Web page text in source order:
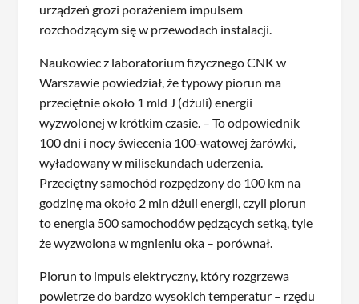
urządzeń grozi porażeniem impulsem
rozchodzącym się w przewodach instalacji.
Naukowiec z laboratorium fizycznego CNK w
Warszawie powiedział, że typowy piorun ma
przeciętnie około 1 mld J (dżuli) energii
wyzwolonej w krótkim czasie. – To odpowiednik
100 dni i nocy świecenia 100-watowej żarówki,
wyładowany w milisekundach uderzenia.
Przeciętny samochód rozpędzony do 100 km na
godzinę ma około 2 mln dżuli energii, czyli piorun
to energia 500 samochodów pędzących setką, tyle
że wyzwolona w mgnieniu oka – porównał.
Piorun to impuls elektryczny, który rozgrzewa
powietrze do bardzo wysokich temperatur – rzędu